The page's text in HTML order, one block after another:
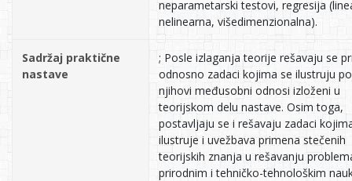
neparametarski testovi, regresija
nelinearna, višedimenzionalna).
Sadržaj praktične
nastave
; Posle izlaganja teorije rešavaju se
odnosno zadaci kojima se ilustruju
njihovi međusobni odnosi izloženi u
teorijskom delu nastave. Osim toga,
postavljaju se i rešavaju zadaci
ilustruje i uvežbava primena stečenih
teorijskih znanja u rešavanju
prirodnim i tehničko-tehnološkim